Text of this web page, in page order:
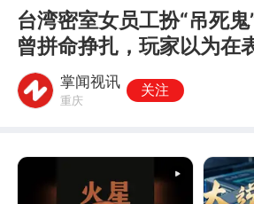
台湾密室女员工扮“吊死鬼
曾拼命挣扎，玩家以为在
掌闻视讯
重庆
关注